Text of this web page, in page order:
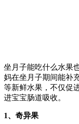
坐月子能吃什么水果
妈在坐月子期间能补
等新鲜水果，不仅促
进宝宝肠道吸收。
1、奇异果